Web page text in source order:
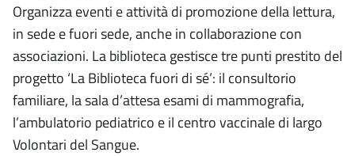
Organizza eventi e attività di promozione della lettura,
in sede e fuori sede, anche in collaborazione con
associazioni. La biblioteca gestisce tre punti prestito del
progetto ‘La Biblioteca fuori di sé’: il consultorio
familiare, la sala d’attesa esami di mammografia,
l’ambulatorio pediatrico e il centro vaccinale di largo
Volontari del Sangue.